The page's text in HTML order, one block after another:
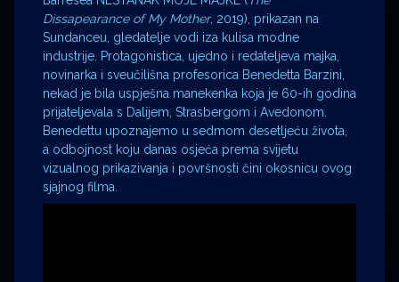
Dissapearance of My Mother, 2019), prikazan na
Sundanceu, gledatelje vodi iza kulisa modne
industrije. Protagonistica, ujedno i redateljeva majka,
novinarka i sveučilišna profesorica Benedetta Barzini,
nekad je bila uspješna manekenka koja je 60-ih godina
prijateljevala s Dalíjem, Strasbergom i Avedonom.
Benedettu upoznajemo u sedmom desetljeću života,
a odbojnost koju danas osjeća prema svijetu
vizualnog prikazivanja i površnosti čini okosnicu ovog
sjajnog filma.